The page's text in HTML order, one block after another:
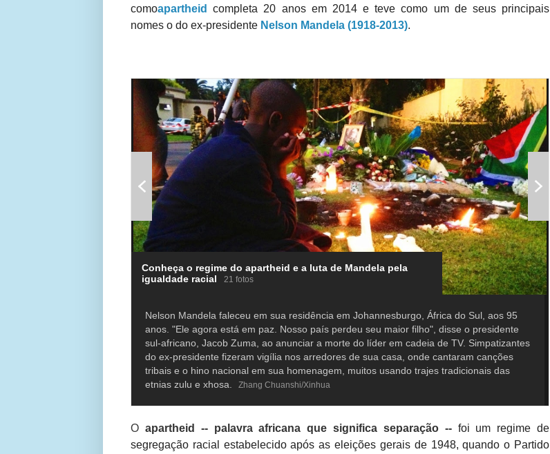
comoapartheidcompleta 20 anos em 2014 e teve como um de seus principais
nomes o do ex-presidente Nelson Mandela (1918-2013).
Conheça o regime do apartheid e a luta de Mandela pela
igualdade racial
21 fotos
Nelson Mandela faleceu em sua residência em Johannesburgo, África do Sul, aos 95
anos. "Ele agora está em paz. Nosso país perdeu seu maior filho", disse o presidente
sul-africano, Jacob Zuma, ao anunciar a morte do líder em cadeia de TV. Simpatizantes
do ex-presidente fizeram vigília nos arredores de sua casa, onde cantaram canções
tribais e o hino nacional em sua homenagem, muitos usando trajes tradicionais das
etnias zulu e xhosa.
Zhang Chuanshi/Xinhua
O apartheid -- palavra africana que significa separação -- foi um regime de
segregação racial estabelecido após as eleições gerais de 1948, quando o Partido